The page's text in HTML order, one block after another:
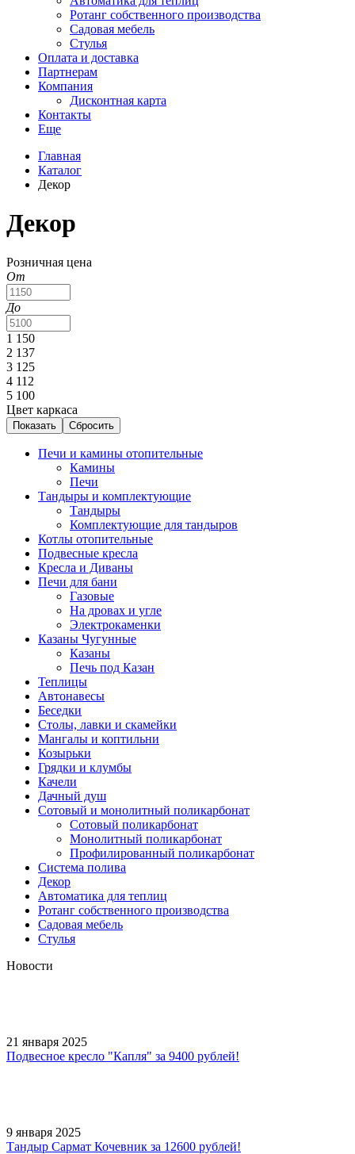
Ротанг собственного производства
Садовая мебель
Стулья
Оплата и доставка
Партнерам
Компания
Дисконтная карта
Контакты
Еще
Главная
Каталог
Декор
Декор
Розничная цена
От
До
1 150
2 137
3 125
4 112
5 100
Цвет каркаса
Печи и камины отопительные
Камины
Печи
Тандыры и комплектующие
Тандыры
Комплектующие для тандыров
Котлы отопительные
Подвесные кресла
Кресла и Диваны
Печи для бани
Газовые
На дровах и угле
Электрокаменки
Казаны Чугунные
Казаны
Печь под Казан
Теплицы
Автонавесы
Беседки
Столы, лавки и скамейки
Мангалы и коптильни
Козырьки
Грядки и клумбы
Качели
Дачный душ
Сотовый и монолитный поликарбонат
Сотовый поликарбонат
Монолитный поликарбонат
Профилированный поликарбонат
Система полива
Декор
Автоматика для теплиц
Ротанг собственного производства
Садовая мебель
Стулья
Новости
21 января 2025
Подвесное кресло "Капля" за 9400 рублей!
9 января 2025
Тандыр Сармат Кочевник за 12600 рублей!